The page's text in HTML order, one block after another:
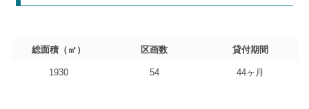
総面積（㎡） 区画数 貸付期間
1930 54 44ヶ月